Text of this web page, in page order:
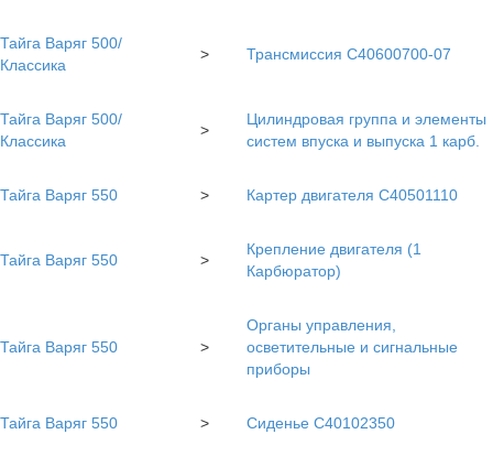
Тайга Варяг 500/
Классика
> Трансмиссия С40600700-07
Тайга Варяг 500/
Классика
>
Цилиндровая группа и элементы
систем впуска и выпуска 1 карб.
Тайга Варяг 550 > Картер двигателя С40501110
Тайга Варяг 550 >
Крепление двигателя (1
Карбюратор)
Тайга Варяг 550 >
Органы управления,
осветительные и сигнальные
приборы
Тайга Варяг 550 > Сиденье С40102350